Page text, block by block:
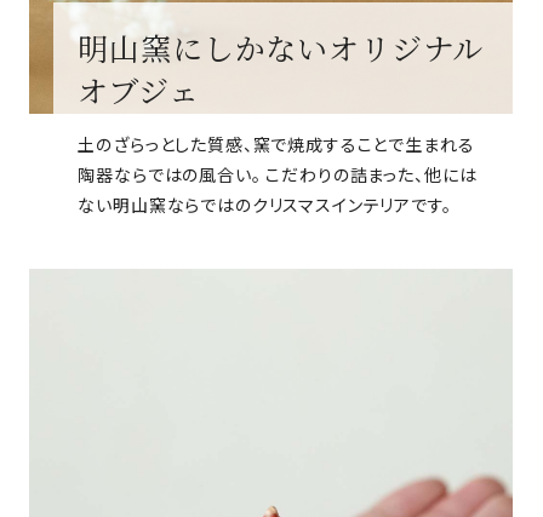
明山窯にしかないオリジナル
オブジェ
土のざらっとした質感、窯で焼成することで生まれる
陶器ならではの風合い。 こだわりの詰まった、他には
ない明山窯ならではのクリスマスインテリアです。